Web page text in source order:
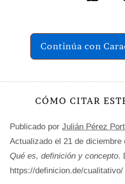
Continúa con
CÓMO CITAR
Publicado por Julián Pérez
Actualizado el 21 de diciembre
Qué es, definición y concepto.
https://definicion.de/cualitativo/